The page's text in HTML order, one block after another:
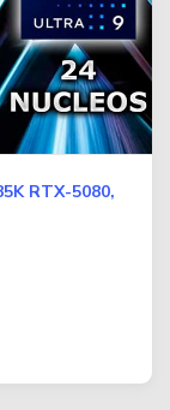
RTX-5080,